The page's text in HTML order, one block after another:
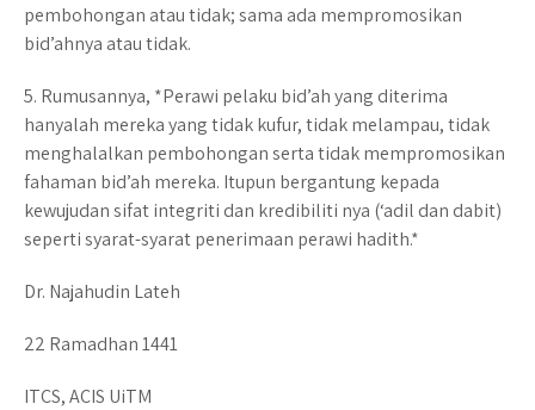
pembohongan atau tidak; sama ada mempromosikan
bid’ahnya atau tidak.
5. Rumusannya, *Perawi pelaku bid’ah yang diterima
hanyalah mereka yang tidak kufur, tidak melampau, tidak
menghalalkan pembohongan serta tidak mempromosikan
fahaman bid’ah mereka. Itupun bergantung kepada
kewujudan sifat integriti dan kredibiliti nya (‘adil dan dabit)
seperti syarat-syarat penerimaan perawi hadith.*
Dr. Najahudin Lateh
22 Ramadhan 1441
ITCS, ACIS UiTM